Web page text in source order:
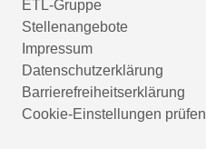
ETL-Gruppe
Stellenangebote
Impressum
Datenschutzerklärung
Barrierefreiheitserklärung
Cookie-Einstellungen prüfen